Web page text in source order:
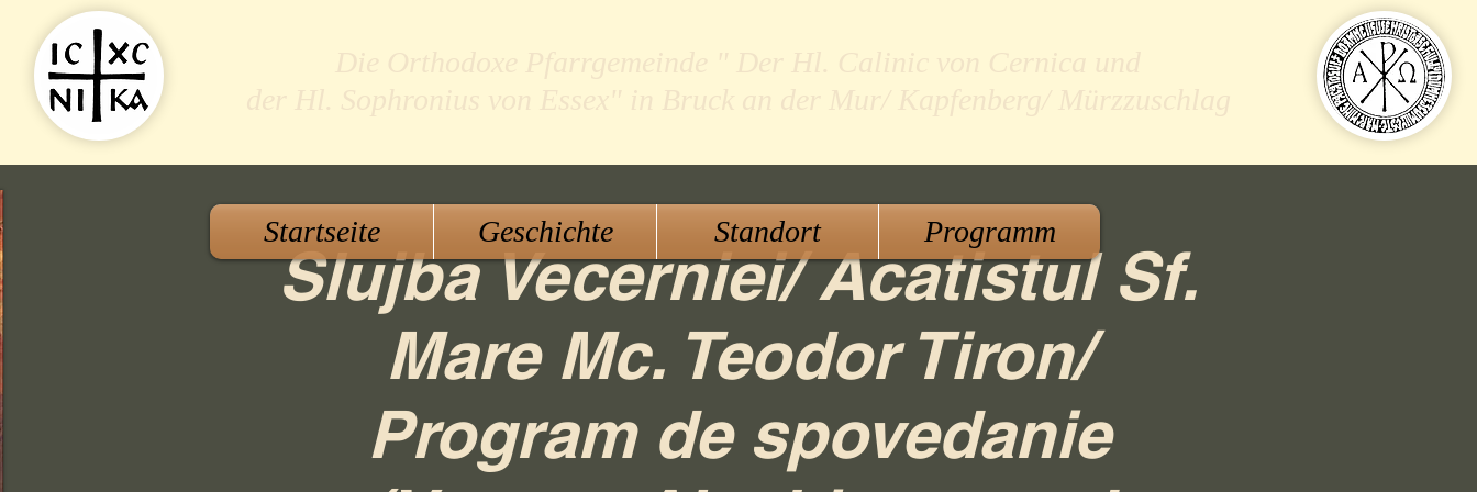
Slujba Vecerniei/ Acatistul Sf.
Mare Mc. Teodor Tiron/
Program de spovedanie
Startseite Geschichte Standort Programm